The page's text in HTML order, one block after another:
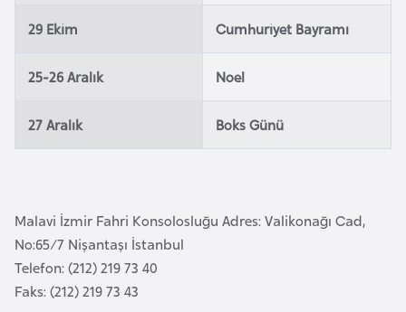
29 Ekim Cumhuriyet Bayramı
25-26 Aralık Noel
27 Aralık Boks Günü
Malavi İzmir Fahri Konsolosluğu Adres: Valikonağı Cad,
No:65/7 Nişantaşı İstanbul
Telefon: (212) 219 73 40
Faks: (212) 219 73 43
H
r
e
k
u
l
g
a